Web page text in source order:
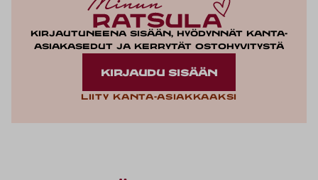
Kirjautuneena sisään, hyödynnät kanta-
asiakasedut ja kerrytät ostohyvitystä
KIRJAUDU SISÄÄN
Liity kanta-asiakkaaksi